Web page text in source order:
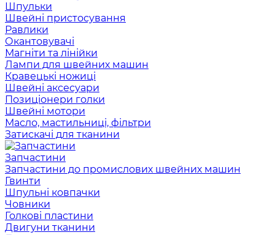
Шпульки
Швейні пристосування
Равлики
Окантовувачі
Магніти та лінійки
Лампи для швейних машин
Кравецькі ножиці
Швейні аксесуари
Позиціонери голки
Швейні мотори
Масло, мастильниці, фільтри
Затискачі для тканини
Запчастини
Запчастини до промислових швейних машин
Гвинти
Шпульні ковпачки
Човники
Голкові пластини
Двигуни тканини